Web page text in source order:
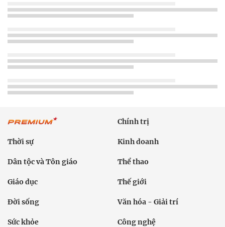
Chính trị
Thời sự Kinh doanh
Dân tộc và Tôn giáo Thể thao
Giáo dục Thế giới
Đời sống Văn hóa - Giải trí
Sức khỏe Công nghệ